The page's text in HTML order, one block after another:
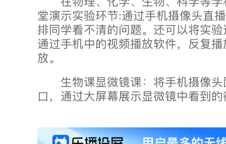
堂演示实验环节:通过手机摄像头直
排同学看不清的问题。还可以将实
通过手机中的视频播放软件，反复
放。
生物课显微镜课：将手机摄像头
口，通过大屏幕展示显微镜中看到